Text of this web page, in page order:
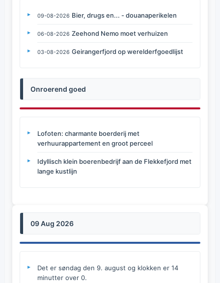
09-08-2026 Bier, drugs en... - douanaperikelen
06-08-2026 Zeehond Nemo moet verhuizen
03-08-2026 Geirangerfjord op werelderfgoedlijst
Onroerend goed
Lofoten: charmante boerderij met
verhuurappartement en groot perceel
Idyllisch klein boerenbedrijf aan de Flekkefjord met
lange kustlijn
09 Aug 2026
Det er søndag den 9. august og klokken er 14
minutter over 0.